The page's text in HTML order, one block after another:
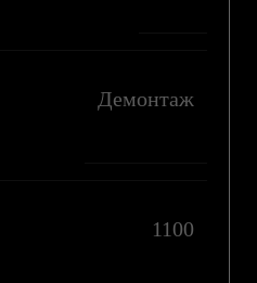
Демонтаж
1100